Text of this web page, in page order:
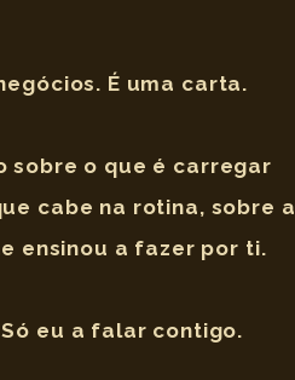
É uma carta.
sobre o que é carregar
cabe na rotina, sobre a
ensinou a fazer por ti.
eu a falar contigo.